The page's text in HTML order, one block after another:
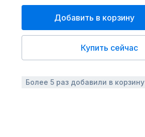
Добавить в корзину
Купить сейчас
Более 5 раз добавили в корзину